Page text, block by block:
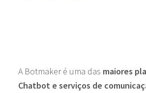
A Botmaker é uma das maiores
Chatbot e serviços de